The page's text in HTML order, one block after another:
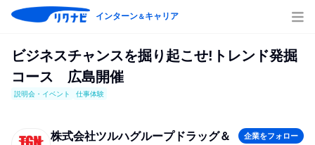
インターン＆キャリア
ビジネスチャンスを掘り起こせ!トレンド発掘
コース 広島開催
説明会・イベント 仕事体験
株式会社ツルハグループドラッグ＆
企業をフォロー